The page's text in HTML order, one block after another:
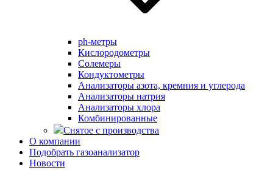
ph-метры
Кислородометры
Солемеры
Кондуктометры
Анализаторы азота, кремния и углерода
Анализаторы натрия
Анализаторы хлора
Комбинированные
Снятое с производства
О компании
Подобрать газоанализатор
Новости